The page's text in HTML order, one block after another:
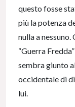
questo fosse
più la potenza
nulla a nessuno.
“Guerra
sembra giunto
occidentale di
lui.